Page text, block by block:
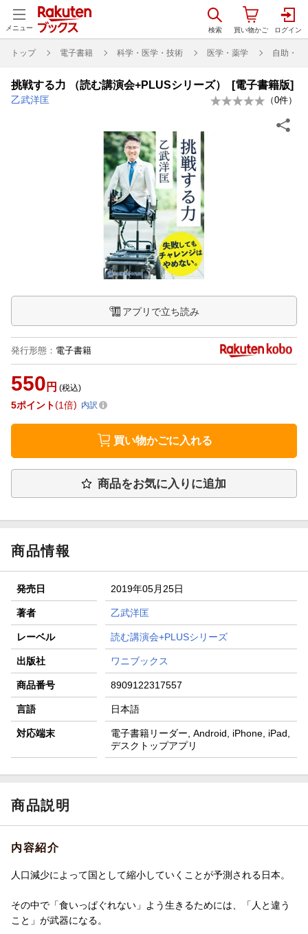
メニュー
トップ 電子書籍 科学・医学・技術 医学・薬学 自助・心
挑戦する力 （読む講演会+PLUSシリーズ） [電子書籍版]
乙武洋匡 （0件）
アプリで立ち読み
発行形態 ： 電子書籍
550 円 (税込)
5ポイント 1倍 内訳
買い物かごに入れる
商品をお気に入りに追加
商品情報
発売日 2019年05月25日
著者 乙武洋匡
レーベル 読む講演会+PLUSシリーズ
出版社 ワニブックス
商品番号 8909122317557
言語 日本語
対応端末
電子書籍リーダー, Android, iPhone, iPad,
デスクトップアプリ
商品説明
内容紹介
人口減少によって国として縮小していくことが予測される日本。
その中で「食いっぱぐれない」よう生きるためには、「人と違う
こと」が武器になる。